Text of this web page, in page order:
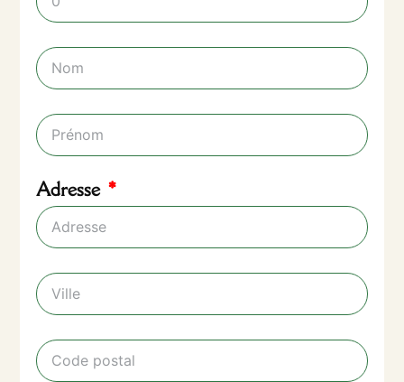
Adresse